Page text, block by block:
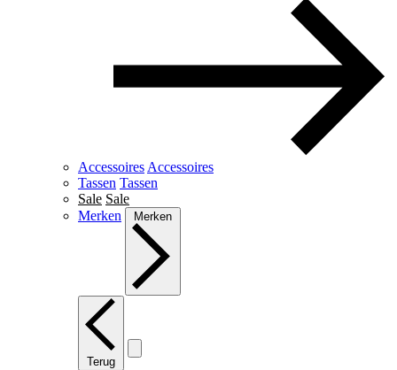
Accessoires Accessoires
Tassen Tassen
Sale Sale
Merken
Merken
Terug